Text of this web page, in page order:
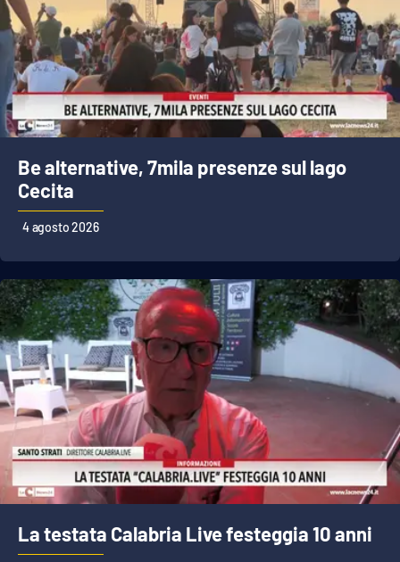
Be alternative, 7mila presenze sul lago
Cecita
4 agosto 2026
La testata Calabria Live festeggia 10 anni